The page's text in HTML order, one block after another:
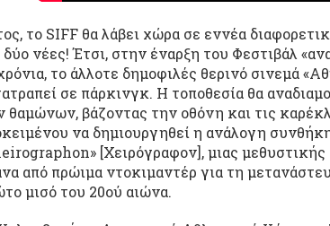
το SIFF θα λάβει χώρα σε εννέα
δύο νέες! Έτσι, στην έναρξη του Φεστιβάλ
το άλλοτε δημοφιλές θερινό σινεμά
σε πάρκινγκ. Η τοποθεσία θα
θαμώνων, βάζοντας την οθόνη και τις
να δημιουργηθεί η ανάλογη
[Χειρόγραφον], μιας
από πρώιμα ντοκιμαντέρ για τη
μισό του 20ού αιώνα.